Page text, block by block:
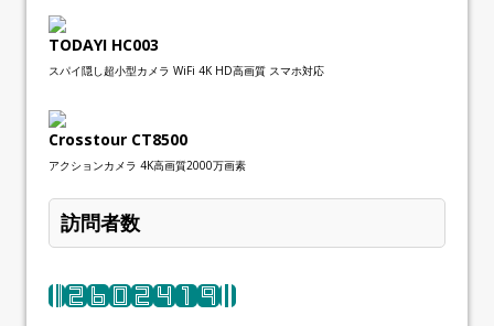
TODAYI HC003
スパイ隠し超小型カメラ WiFi 4K HD高画質 スマホ対応
Crosstour CT8500
アクションカメラ 4K高画質2000万画素
訪問者数